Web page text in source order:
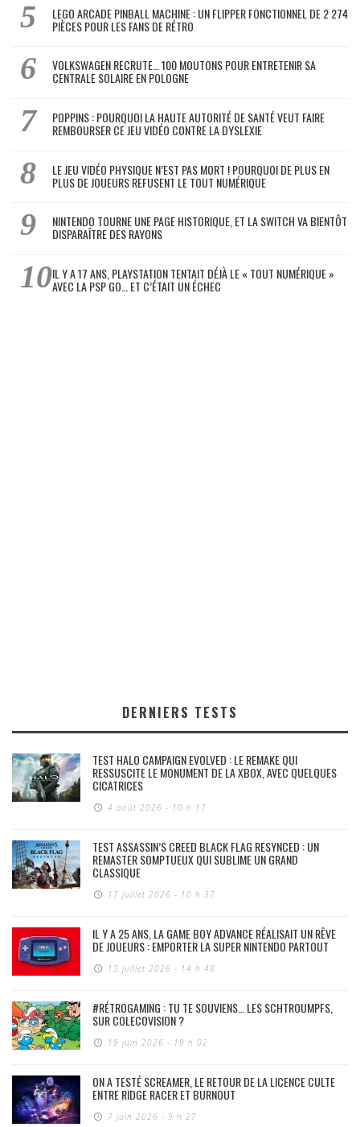
LEGO ARCADE PINBALL MACHINE : UN FLIPPER FONCTIONNEL DE 2 274
PIÈCES POUR LES FANS DE RÉTRO
VOLKSWAGEN RECRUTE… 100 MOUTONS POUR ENTRETENIR SA
CENTRALE SOLAIRE EN POLOGNE
POPPINS : POURQUOI LA HAUTE AUTORITÉ DE SANTÉ VEUT FAIRE
REMBOURSER CE JEU VIDÉO CONTRE LA DYSLEXIE
LE JEU VIDÉO PHYSIQUE N’EST PAS MORT ! POURQUOI DE PLUS EN
PLUS DE JOUEURS REFUSENT LE TOUT NUMÉRIQUE
NINTENDO TOURNE UNE PAGE HISTORIQUE, ET LA SWITCH VA BIENTÔT
DISPARAÎTRE DES RAYONS
IL Y A 17 ANS, PLAYSTATION TENTAIT DÉJÀ LE « TOUT NUMÉRIQUE »
AVEC LA PSP GO… ET C’ÉTAIT UN ÉCHEC
DERNIERS TESTS
TEST HALO CAMPAIGN EVOLVED : LE REMAKE QUI
RESSUSCITE LE MONUMENT DE LA XBOX, AVEC QUELQUES
CICATRICES
4 août 2026 - 10 h 17
TEST ASSASSIN’S CREED BLACK FLAG RESYNCED : UN
REMASTER SOMPTUEUX QUI SUBLIME UN GRAND
CLASSIQUE
17 juillet 2026 - 10 h 37
IL Y A 25 ANS, LA GAME BOY ADVANCE RÉALISAIT UN RÊVE
DE JOUEURS : EMPORTER LA SUPER NINTENDO PARTOUT
13 juillet 2026 - 14 h 48
#RÉTROGAMING : TU TE SOUVIENS… LES SCHTROUMPFS,
SUR COLECOVISION ?
19 juin 2026 - 19 h 02
ON A TESTÉ SCREAMER, LE RETOUR DE LA LICENCE CULTE
ENTRE RIDGE RACER ET BURNOUT
7 juin 2026 - 9 h 27